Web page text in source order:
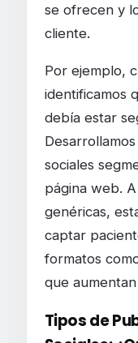
se ofrecen y
cliente.
Por ejemplo,
identificamos
debía estar
sociales
página web.
genéricas,
captar
formatos
que
Tipos de